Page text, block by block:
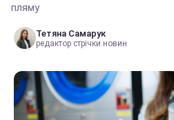
пляму
Тетяна Самарук
редактор стрічки новин